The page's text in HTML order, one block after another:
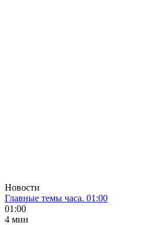
Новости
Главные темы часа. 01:00
01:00
4 мин